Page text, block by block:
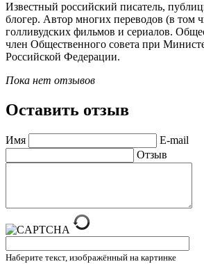
Известный российский писатель,
блогер. Автор многих переводов (в том
голливудских фильмов и сериалов.
член Общественного совета при
Российской Федерации.
Пока нет отзывов
Оставить отзыв
Имя
E-mail
Отзыв
Наберите текст, изображённый на картинке